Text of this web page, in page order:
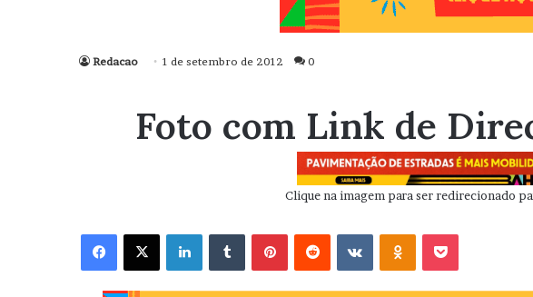
Redacao 1 de setembro de 2012 0
Foto com Link de
Clique na imagem para ser redirecionado
Facebook X Linkedin VK OK